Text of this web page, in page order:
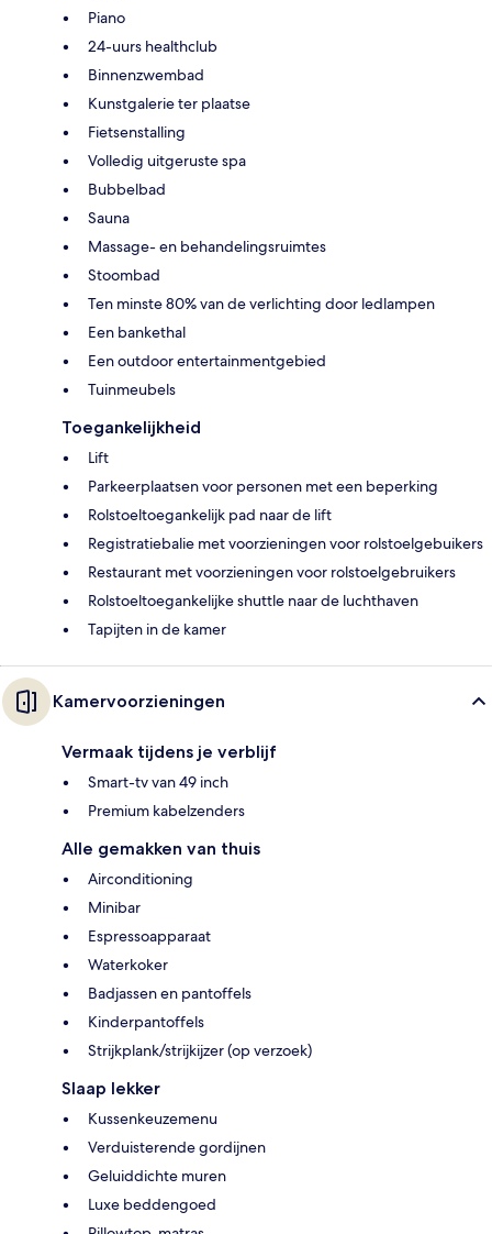
Piano
24-uurs healthclub
Binnenzwembad
Kunstgalerie ter plaatse
Fietsenstalling
Volledig uitgeruste spa
Bubbelbad
Sauna
Massage- en behandelingsruimtes
Stoombad
Ten minste 80% van de verlichting door ledlampen
Een bankethal
Een outdoor entertainmentgebied
Tuinmeubels
Toegankelijkheid
Lift
Parkeerplaatsen voor personen met een beperking
Rolstoeltoegankelijk pad naar de lift
Registratiebalie met voorzieningen voor rolstoelgebuikers
Restaurant met voorzieningen voor rolstoelgebruikers
Rolstoeltoegankelijke shuttle naar de luchthaven
Tapijten in de kamer
Kamervoorzieningen
Vermaak tijdens je verblijf
Smart-tv van 49 inch
Premium kabelzenders
Alle gemakken van thuis
Airconditioning
Minibar
Espressoapparaat
Waterkoker
Badjassen en pantoffels
Kinderpantoffels
Strijkplank/strijkijzer (op verzoek)
Slaap lekker
Kussenkeuzemenu
Verduisterende gordijnen
Geluiddichte muren
Luxe beddengoed